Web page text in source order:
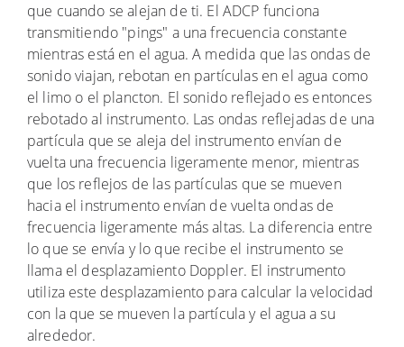
que cuando se alejan de ti. El ADCP funciona
transmitiendo "pings" a una frecuencia constante
mientras está en el agua. A medida que las ondas de
sonido viajan, rebotan en partículas en el agua como
el limo o el plancton. El sonido reflejado es entonces
rebotado al instrumento. Las ondas reflejadas de una
partícula que se aleja del instrumento envían de
vuelta una frecuencia ligeramente menor, mientras
que los reflejos de las partículas que se mueven
hacia el instrumento envían de vuelta ondas de
frecuencia ligeramente más altas. La diferencia entre
lo que se envía y lo que recibe el instrumento se
llama el desplazamiento Doppler. El instrumento
utiliza este desplazamiento para calcular la velocidad
con la que se mueven la partícula y el agua a su
alrededor.